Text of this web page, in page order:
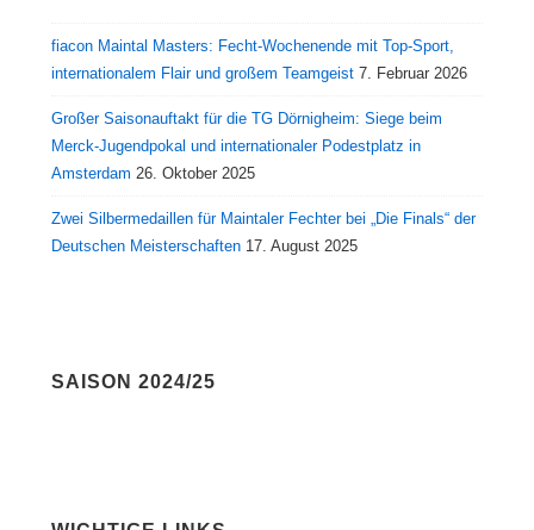
fiacon Maintal Masters: Fecht-Wochenende mit Top-Sport,
internationalem Flair und großem Teamgeist 7. Februar 2026
Großer Saisonauftakt für die TG Dörnigheim: Siege beim
Merck-Jugendpokal und internationaler Podestplatz in
Amsterdam 26. Oktober 2025
Zwei Silbermedaillen für Maintaler Fechter bei „Die Finals“ der
Deutschen Meisterschaften 17. August 2025
SAISON 2024/25